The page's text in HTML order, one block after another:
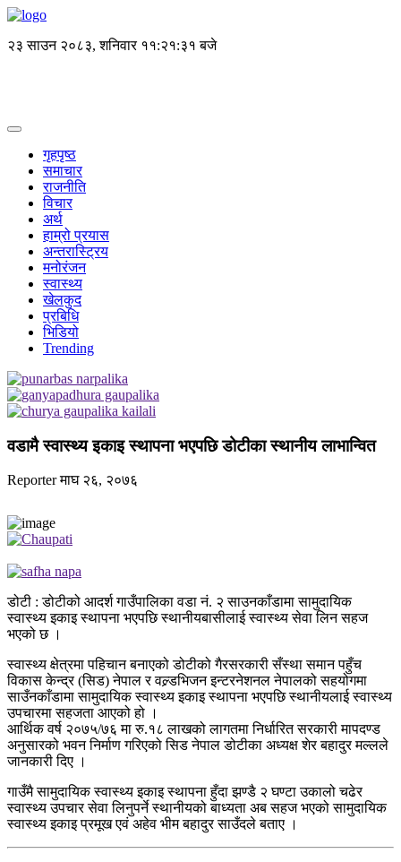
२३ साउन २०८३, शनिवार ११:२१:३१ बजे
गृहपृष्ठ
समाचार
राजनीति
विचार
अर्थ
हाम्रो प्रयास
अन्तरास्ट्रिय
मनोरंजन
स्वास्थ्य
खेलकुद
प्रबिधि
भिडियो
Trending
वडामै स्वास्थ्य इकाइ स्थापना भएपछि डोटीका स्थानीय लाभान्वित
Reporterमाघ २६, २०७६
डोटी : डोटीको आदर्श गाउँपालिका वडा नं. २ साउनकाँडामा सामुदायिक
स्वास्थ्य इकाइ स्थापना भएपछि स्थानीयबासीलाई स्वास्थ्य सेवा लिन सहज
भएको छ ।
स्वास्थ्य क्षेत्रमा पहिचान बनाएको डोटीको गैरसरकारी सँस्था समान पहुँच
विकास केन्द्र (सिड) नेपाल र वल्र्डभिजन इन्टरनेशनल नेपालको सहयोगमा
साउँनकाँडामा सामुदायिक स्वास्थ्य इकाइ स्थापना भएपछि स्थानीयलाई स्वास्थ्य
उपचारमा सहजता आएको हो ।
आर्थिक वर्ष २०७५/७६ मा रु.१८ लाखको लागतमा निर्धारित सरकारी मापदण्ड
अनुसारको भवन निर्माण गरिएको सिड नेपाल डोटीका अध्यक्ष शेर बहादुर मल्लले
जानकारी दिए ।
गाउँमै सामुदायिक स्वास्थ्य इकाइ स्थापना हुँदा झण्डै २ घण्टा उकालो चढेर
स्वास्थ्य उपचार सेवा लिनुपर्ने स्थानीयको बाध्यता अब सहज भएको सामुदायिक
स्वास्थ्य इकाइ प्रमूख एवं अहेव भीम बहादुर साउँदले बताए ।